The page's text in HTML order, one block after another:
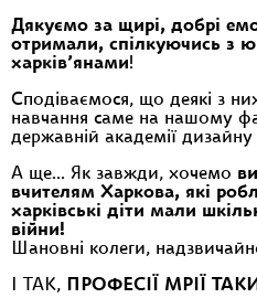
Дякуємо за щирі, добрі
отримали, спілкуючись з
харків’янами!
Сподіваємося, що деякі з
навчання саме на нашому
державній академії дизайну
А ще… Як завжди, хочемо
вчителям Харкова, які
харківські діти мали
війни!
Шановні колеги,
І ТАК, ПРОФЕСІЇ МРІЇ